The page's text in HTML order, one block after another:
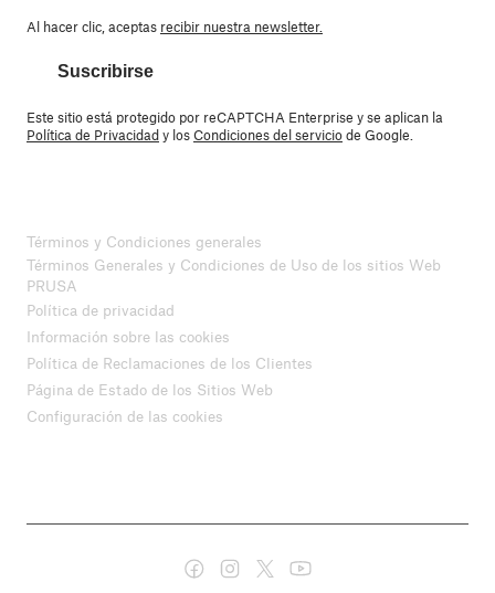
Al hacer clic, aceptas recibir nuestra newsletter.
Suscribirse
Este sitio está protegido por reCAPTCHA Enterprise y se aplican la
Política de Privacidady losCondiciones del serviciode Google.
Términos y Condiciones generales
Términos Generales y Condiciones de Uso de los sitios Web
PRUSA
Política de privacidad
Información sobre las cookies
Política de Reclamaciones de los Clientes
Página de Estado de los Sitios Web
Configuración de las cookies